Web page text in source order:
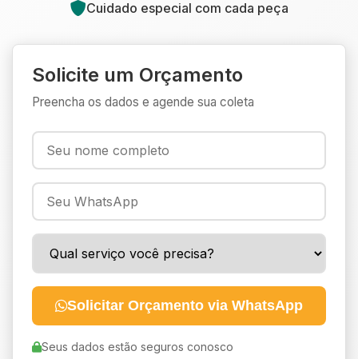
Cuidado especial com cada peça
Solicite um Orçamento
Preencha os dados e agende sua coleta
Solicitar Orçamento via WhatsApp
Seus dados estão seguros conosco